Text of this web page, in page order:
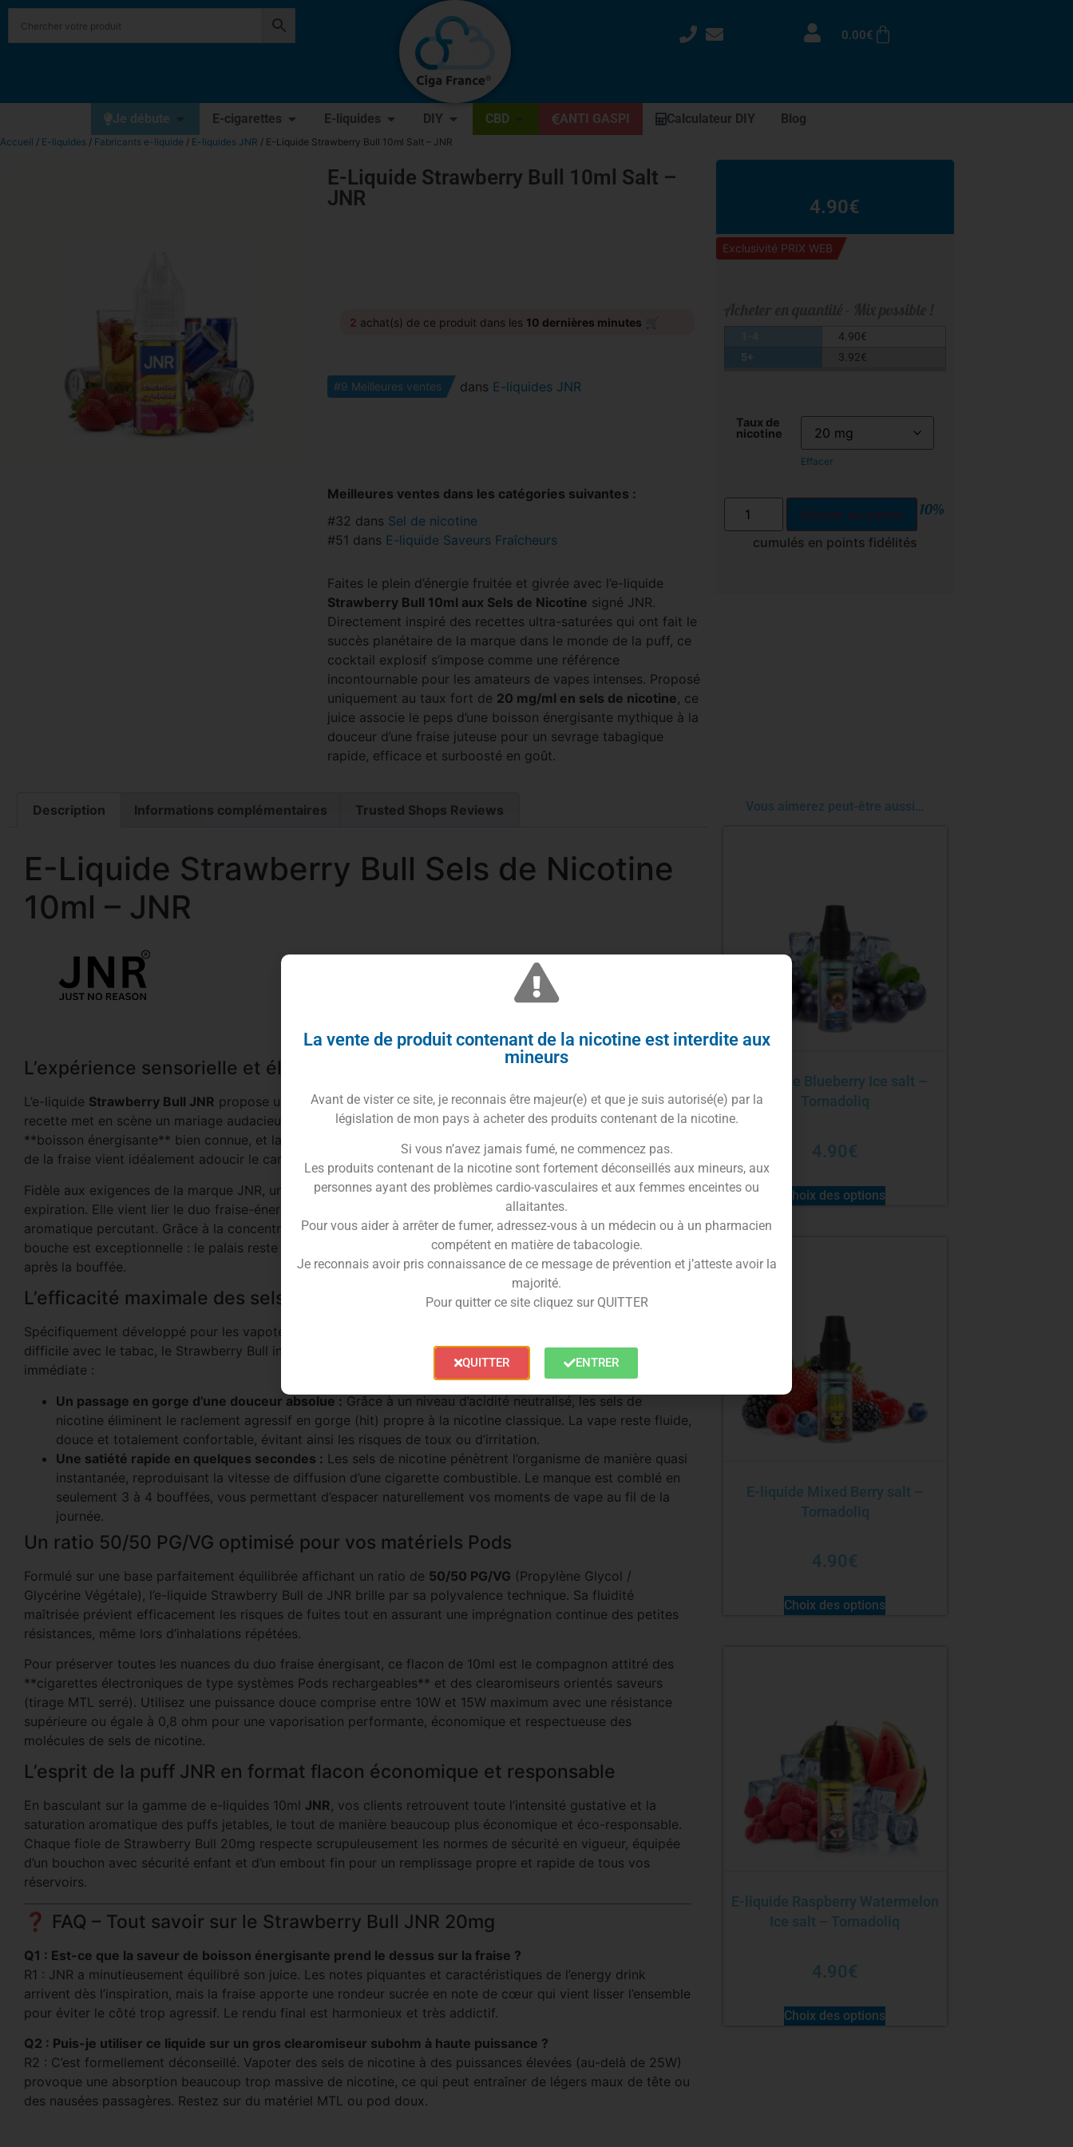
0.00€
Je débute E-cigarettes E-liquides DIY CBD ANTI GASPI Calculateur DIY Blog
Accueil / E-liquides / Fabricants e-liquide / E-liquides JNR / E-Liquide Strawberry Bull 10ml Salt – JNR
E-Liquide Strawberry Bull 10ml Salt –
JNR
2 achat(s) de ce produit dans les 10 dernières minutes 🛒
#9 Meilleures ventes dans E-liquides JNR
Meilleures ventes dans les catégories suivantes :
#32 dans Sel de nicotine
#51 dans E-liquide Saveurs Fraîcheurs
Faites le plein d’énergie fruitée et givrée avec l’e-liquide
Strawberry Bull 10ml aux Sels de Nicotine signé JNR.
Directement inspiré des recettes ultra-saturées qui ont fait le
succès planétaire de la marque dans le monde de la puff, ce
cocktail explosif s’impose comme une référence
incontournable pour les amateurs de vapes intenses. Proposé
uniquement au taux fort de 20 mg/ml en sels de nicotine, ce
juice associe le peps d’une boisson énergisante mythique à la
douceur d’une fraise juteuse pour un sevrage tabagique
rapide, efficace et surboosté en goût.
4.90€
Exclusivité PRIX WEB
4.90€
5+
3.92€
Taux de
nicotine
Effacer
Ajouter au panier 10%
cumulés en points fidélités
Description Informations complémentaires Trusted Shops Reviews
E-Liquide Strawberry Bull Sels de Nicotine
10ml – JNR
L’expérience sensorielle et électrique du Strawberry Bull
L’e-liquide Strawberry Bull JNR propose une vape ultra-dynamique conçue pour réveiller vos papilles. La
recette met en scène un mariage audacieux entre la saveur unique, sucrée et légèrement acidulée d’une
**boisson énergisante** bien connue, et la tendresse d’une **fraise** rouge mûrie à point. La douceur fruitée
de la fraise vient idéalement adoucir le caractère électrique de la boisson pour un équilibre gustatif parfait.
Fidèle aux exigences de la marque JNR, une brise de fraîcheur intense (effet Ice) accompagne chaque
expiration. Elle vient lier le duo fraise-énergisant pour offrir une sensation désaltérante unique et un hit
aromatique percutant. Grâce à la concentration d’arômes propre aux formulations puffs, la longueur en
bouche est exceptionnelle : le palais reste tapissé de ces notes sucrées et piquantes de longues minutes
après la bouffée.
L’efficacité maximale des sels de nicotine en 20 mg/ml
Spécifiquement développé pour les vapoteurs ayant des besoins élevés en nicotine ou en phase de transition
difficile avec le tabac, le Strawberry Bull intègre des sels de nicotine dosés à20 mg/mlpour une efficacité
immédiate :
Un passage en gorge d’une douceur absolue : Grâce à un niveau d’acidité neutralisé, les sels de
nicotine éliminent le raclement agressif en gorge (hit) propre à la nicotine classique. La vape reste fluide,
douce et totalement confortable, évitant ainsi les risques de toux ou d’irritation.
Une satiété rapide en quelques secondes : Les sels de nicotine pénètrent l’organisme de manière quasi
instantanée, reproduisant la vitesse de diffusion d’une cigarette combustible. Le manque est comblé en
seulement 3 à 4 bouffées, vous permettant d’espacer naturellement vos moments de vape au fil de la
journée.
Un ratio 50/50 PG/VG optimisé pour vos matériels Pods
Formulé sur une base parfaitement équilibrée affichant un ratio de 50/50 PG/VG (Propylène Glycol /
Glycérine Végétale), l’e-liquide Strawberry Bull de JNR brille par sa polyvalence technique. Sa fluidité
maîtrisée prévient efficacement les risques de fuites tout en assurant une imprégnation continue des petites
résistances, même lors d’inhalations répétées.
Pour préserver toutes les nuances du duo fraise énergisant, ce flacon de 10ml est le compagnon attitré des
**cigarettes électroniques de type systèmes Pods rechargeables** et des clearomiseurs orientés saveurs
(tirage MTL serré). Utilisez une puissance douce comprise entre 10W et 15W maximum avec une résistance
supérieure ou égale à 0,8 ohm pour une vaporisation performante, économique et respectueuse des
molécules de sels de nicotine.
L’esprit de la puff JNR en format flacon économique et responsable
En basculant sur la gamme de e-liquides 10ml JNR, vos clients retrouvent toute l’intensité gustative et la
saturation aromatique des puffs jetables, le tout de manière beaucoup plus économique et éco-responsable.
Chaque fiole de Strawberry Bull 20mg respecte scrupuleusement les normes de sécurité en vigueur, équipée
d’un bouchon avec sécurité enfant et d’un embout fin pour un remplissage propre et rapide de tous vos
réservoirs.
❓ FAQ – Tout savoir sur le Strawberry Bull JNR 20mg
Q1 : Est-ce que la saveur de boisson énergisante prend le dessus sur la fraise ?
R1 : JNR a minutieusement équilibré son juice. Les notes piquantes et caractéristiques de l’energy drink
arrivent dès l’inspiration, mais la fraise apporte une rondeur sucrée en note de cœur qui vient lisser l’ensemble
pour éviter le côté trop agressif. Le rendu final est harmonieux et très addictif.
Q2 : Puis-je utiliser ce liquide sur un gros clearomiseur subohm à haute puissance ?
R2 : C’est formellement déconseillé. Vapoter des sels de nicotine à des puissances élevées (au-delà de 25W)
provoque une absorption beaucoup trop massive de nicotine, ce qui peut entraîner de légers maux de tête ou
des nausées passagères. Restez sur du matériel MTL ou pod doux.
Vous aimerez peut-être aussi…
E-liquide Blueberry Ice salt –
Tornadoliq
4.90€
Choix des options
E-liquide Mixed Berry salt –
Tornadoliq
4.90€
Choix des options
E-liquide Raspberry Watermelon
Ice salt – Tornadoliq
4.90€
Choix des options
La vente de produit contenant de la nicotine est interdite aux
mineurs
Avant de vister ce site, je reconnais être majeur(e) et que je suis autorisé(e) par la
législation de mon pays à acheter des produits contenant de la nicotine.
Si vous n’avez jamais fumé, ne commencez pas.
Les produits contenant de la nicotine sont fortement déconseillés aux mineurs, aux
personnes ayant des problèmes cardio-vasculaires et aux femmes enceintes ou
allaitantes.
Pour vous aider à arrêter de fumer, adressez-vous à un médecin ou à un pharmacien
compétent en matière de tabacologie.
Je reconnais avoir pris connaissance de ce message de prévention et j’atteste avoir la
majorité.
Pour quitter ce site cliquez sur QUITTER
QUITTER ENTRER